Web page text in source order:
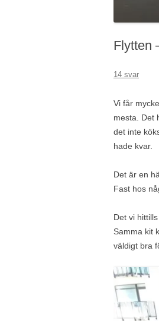
Flytten
14 svar
Vi får
mesta. Det
det inte
hade kvar.
Det är en
Fast hos
Det vi
Samma kit
väldigt bra